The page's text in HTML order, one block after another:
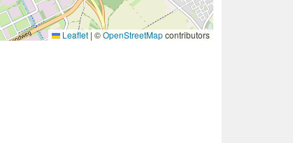
Leaflet | ©OpenStreetMapcontributors